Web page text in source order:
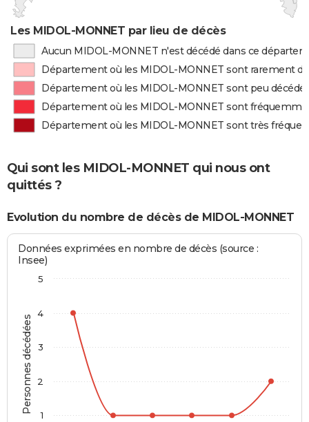
Les MIDOL-MONNET par lieu de décès
Aucun MIDOL-MONNET n'est décédé dans ce
Département où les MIDOL-MONNET sont rarement
Département où les MIDOL-MONNET sont peu
Département où les MIDOL-MONNET sont
Département où les MIDOL-MONNET sont très
Qui sont les MIDOL-MONNET qui nous ont
quittés ?
Evolution du nombre de décès de MIDOL-MONNET
Personnes décédées
Données exprimées en nombre de décès (source :
Insee)
1
2
3
4
5